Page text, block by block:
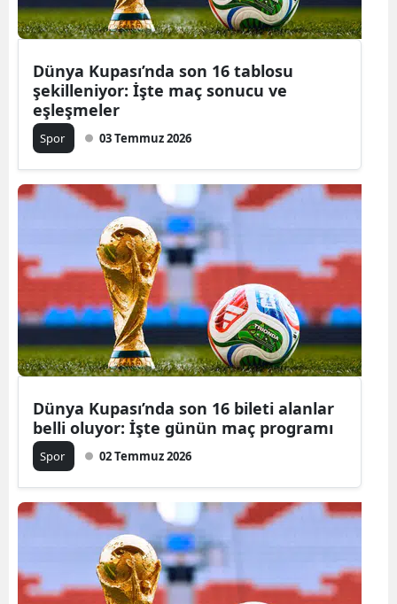
Dünya Kupası’nda son 16 tablosu
şekilleniyor: İşte maç sonucu ve
eşleşmeler
Spor 03 Temmuz 2026
Dünya Kupası’nda son 16 bileti alanlar
belli oluyor: İşte günün maç programı
Spor 02 Temmuz 2026